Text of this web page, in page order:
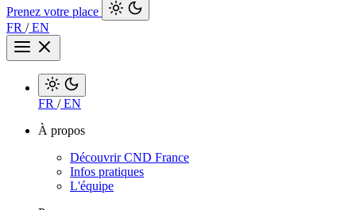
Prenez votre place
FR /EN
FR /EN
À propos
Découvrir CND France
Infos pratiques
L'équipe